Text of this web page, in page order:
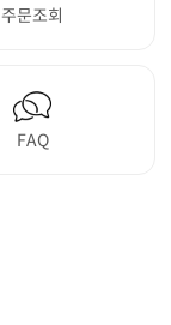
주문조회
FAQ